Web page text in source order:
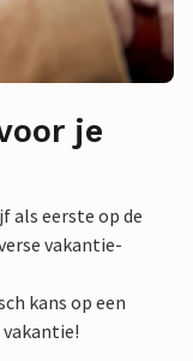
je
als eerste op de
vakantie-
kans op een
vakantie!